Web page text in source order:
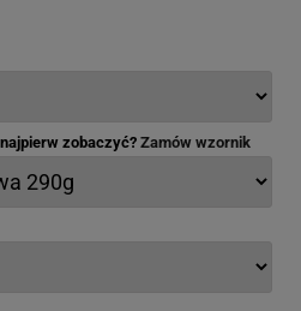
zobaczyć? Zamów wzornik